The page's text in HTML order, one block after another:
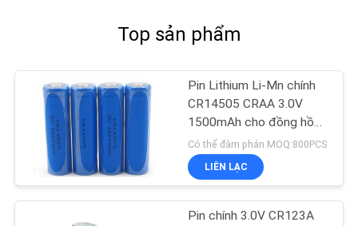
Top sản phẩm
Pin Lithium Li-Mn chính
CR14505 CRAA 3.0V
1500mAh cho đồng hồ
đo tiện ích, tủ khóa cửa
Có thể đàm phán MOQ:800PCS
LIÊN LẠC
Pin chính 3.0V CR123A